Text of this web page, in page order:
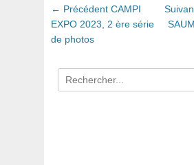
Navigation
de
l’article
← Précédent Article
précédent
CAMPI
EXPO 2023, 2 ère série
de photos
Recherche
pour